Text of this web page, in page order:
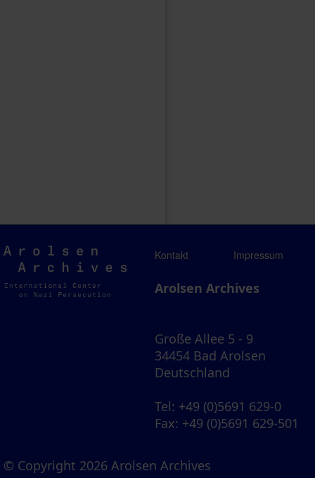
Arolsen
Archives
Kontakt Impressum
Arolsen Archives
Große Allee 5 - 9
34454 Bad Arolsen
Deutschland
Tel: +49 (0)5691 629-0
Fax: +49 (0)5691 629-501
© Copyright 2026 Arolsen Archives